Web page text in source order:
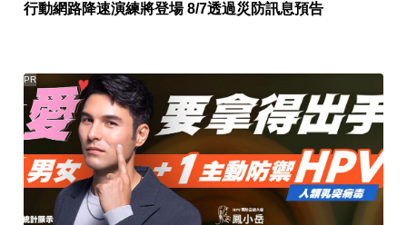
行動網路降速演練將登場 8/7透過災防訊息預告
PR